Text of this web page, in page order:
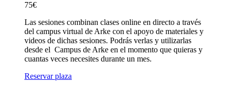
75€
Las sesiones combinan clases online en directo a través
del campus virtual de Arke con el apoyo de materiales y
videos de dichas sesiones. Podrás verlas y utilizarlas
desde el Campus de Arke en el momento que quieras y
cuantas veces necesites durante un mes.
Reservar plaza